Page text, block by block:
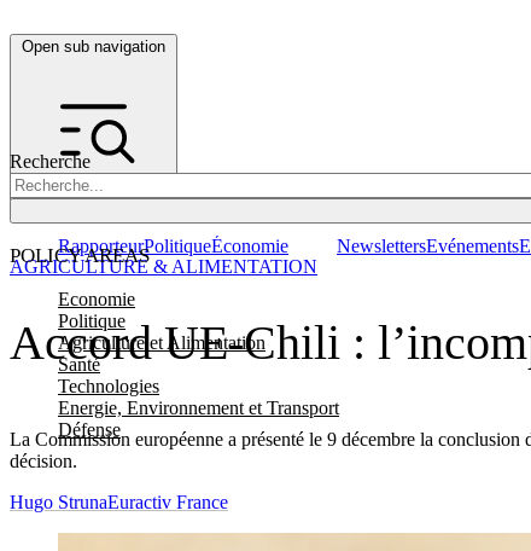
Open sub navigation
Recherche
POLICY AREAS
Economie
Politique
Agriculture et Alimentation
Santé
Technologies
Energie, Environnement et Transport
Défense
RapporteurPolitiqueÉconomie NewslettersEvénements
Accord UE-Chili :
La Commission européenne a présenté le 9 décembre la
décision.
AGRICULTURE & ALIMENTATION
Hugo StrunaEuractiv France